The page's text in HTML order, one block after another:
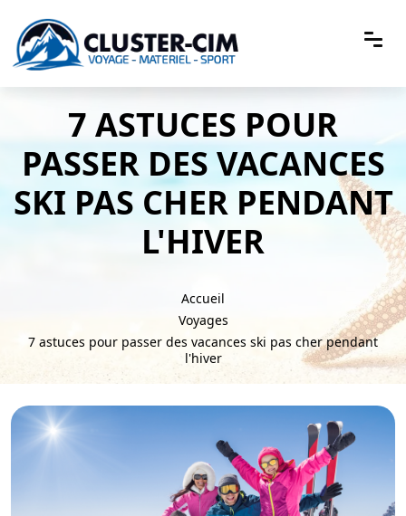
7 ASTUCES POUR
PASSER DES VACANCES
SKI PAS CHER PENDANT
L'HIVER
Accueil
Voyages
7 astuces pour passer des vacances ski pas cher pendant
l'hiver